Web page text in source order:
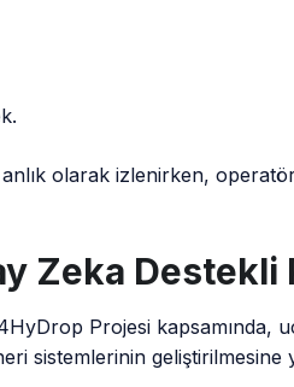
olarak izlenirken,
Zeka Destekli
Projesi kapsamında,
sistemlerinin geliştirilmesine